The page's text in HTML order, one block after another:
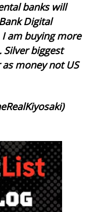
banks will
Digital
I am buying more
biggest
money not US